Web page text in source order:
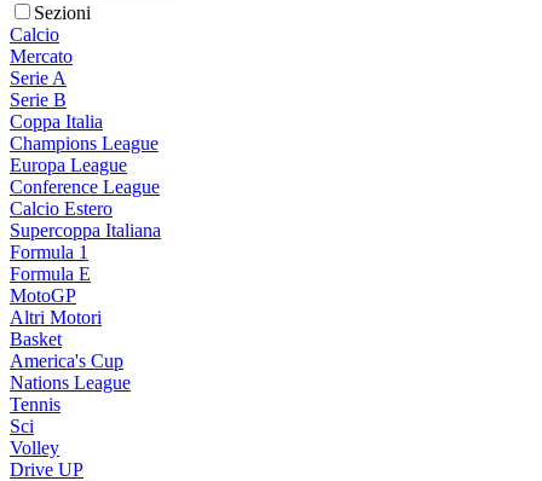
Sezioni
Calcio
Mercato
Serie A
Serie B
Coppa Italia
Champions League
Europa League
Conference League
Calcio Estero
Supercoppa Italiana
Formula 1
Formula E
MotoGP
Altri Motori
Basket
America's Cup
Nations League
Tennis
Sci
Volley
Drive UP